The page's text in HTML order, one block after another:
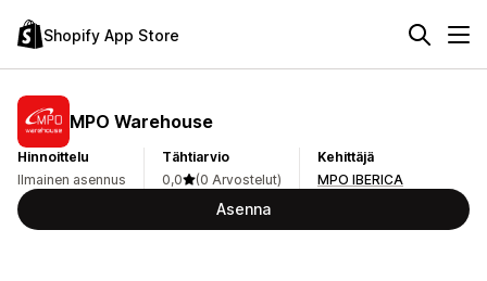
Shopify App Store
MPO Warehouse
Hinnoittelu
Ilmainen asennus
Tähtiarvio
0,0
(0 Arvostelut)
Kehittäjä
MPO IBERICA
Asenna